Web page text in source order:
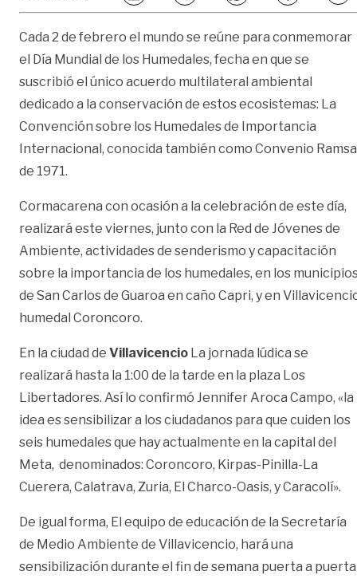
Cada 2 de febrero el mundo se reúne para conmemorar
el Día Mundial de los Humedales, fecha en que se
suscribió el único acuerdo multilateral ambiental
dedicado a la conservación de estos ecosistemas: La
Convención sobre los Humedales de Importancia
Internacional, conocida también como Convenio
de 1971.
Cormacarena con ocasión a la celebración de este día,
realizará este viernes, junto con la Red de Jóvenes de
Ambiente, actividades de senderismo y capacitación
sobre la importancia de los humedales, en los
de San Carlos de Guaroa en caño Capri, y en
humedal Coroncoro.
En la ciudad de Villavicencio La jornada lúdica se
realizará hasta la 1:00 de la tarde en la plaza Los
Libertadores. Así lo confirmó Jennifer Aroca Campo, «la
idea es sensibilizar a los ciudadanos para que cuiden los
seis humedales que hay actualmente en la capital del
Meta, denominados: Coroncoro, Kirpas-Pinilla-La
Cuerera, Calatrava, Zuria, El Charco-Oasis, y Caracolí».
De igual forma, El equipo de educación de la Secretaría
de Medio Ambiente de Villavicencio, hará una
sensibilización durante el fin de semana puerta a puerta